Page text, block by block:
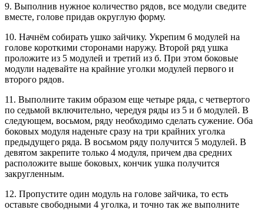
9. Выполнив нужное количество рядов, все модули сведите
вместе, голове придав округлую форму.
10. Начнём собирать ушко зайчику. Укрепим 6 модулей на
голове короткими сторонами наружу. Второй ряд ушка
проложите из 5 модулей и третий из б. При этом боковые
модули надевайте на крайние уголки модулей первого и
второго рядов.
11. Выполните таким образом еще четыре ряда, с четвертого
по седьмой включительно, чередуя ряды из 5 и б модулей. В
следующем, восьмом, ряду необходимо сделать сужение. Оба
боковых модуля наденьте сразу на три крайних уголка
предыдущего ряда. В восьмом ряду получится 5 модулей. В
девятом закрепите только 4 модуля, причем два средних
расположите выше боковых, кончик ушка получится
закругленным.
12. Пропустите один модуль на голове зайчика, то есть
оставьте свободными 4 уголка, и точно так же выполните